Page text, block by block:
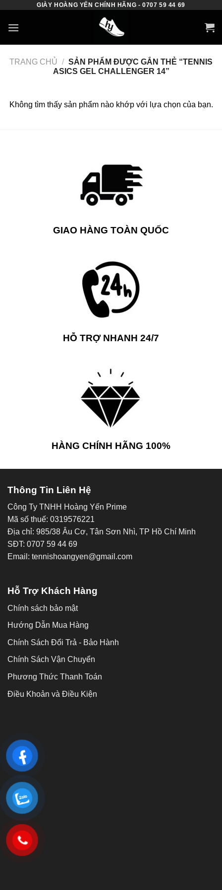
content
GIÀY HOÀNG YẾN CHÍNH HÃNG - 0707 59 44 69
TRANG CHỦ / SẢN PHẨM ĐƯỢC GẮN THẺ “TENNIS
ASICS GEL CHALLENGER 14”
Không tìm thấy sản phẩm nào khớp với lựa chọn của bạn.
GIAO HÀNG TOÀN QUỐC
HỖ TRỢ NHANH 24/7
HÀNG CHÍNH HÃNG 100%
Thông Tin Liên Hệ
Công Ty TNHH Hoàng Yến Prime
Mã số thuế: 0319576221
Địa chỉ: 985/38 Âu Cơ, Tân Sơn Nhì, TP Hồ Chí Minh
SĐT: 0707 59 44 69
Email: tennishoangyen@gmail.com
Hỗ Trợ Khách Hàng
Chính sách bảo mật
Hướng Dẫn Mua Hàng
Chính Sách Đổi Trả - Bảo Hành
Chính Sách Vận Chuyển
Phương Thức Thanh Toán
Điều Khoản và Điều Kiện